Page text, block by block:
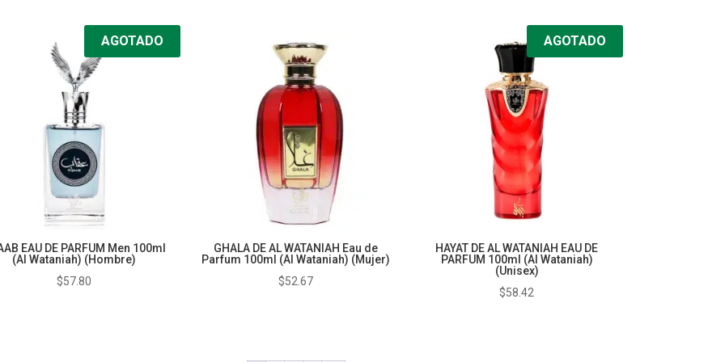
AGOTADO
EAU DE PARFUM Men 100ml
(Al Wataniah) (Hombre)
$57.80
GHALA DE AL WATANIAH Eau de
Parfum 100ml (Al Wataniah) (Mujer)
$52.67
AGOTADO
HAYAT DE AL WATANIAH EAU DE
PARFUM 100ml (Al Wataniah)
(Unisex)
$58.42